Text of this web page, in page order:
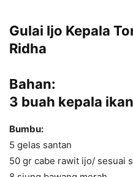
Gulai Ijo Kepala
Ridha
Bahan:
3 buah kepala
Bumbu:
5 gelas santan
50 gr cabe rawit ijo/ sesuai